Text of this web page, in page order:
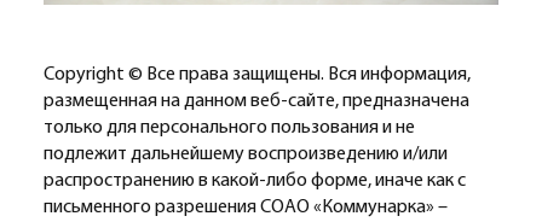
Copyright © Все права защищены. Вся информация,
размещенная на данном веб-сайте, предназначена
только для персонального пользования и не
подлежит дальнейшему воспроизведению и/или
распространению в какой-либо форме, иначе как с
письменного разрешения СОАО «Коммунарка» –